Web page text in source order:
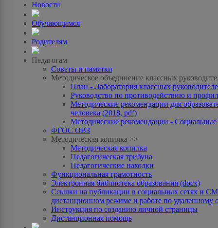
Новости
Обучающимся
Родителям
Педагогам
Советы и памятки
Методическое объединение классных
План - Лаборатория классных
Руководство по противодействию и
Методические рекомендации для
человека (2018, pdf)
Методические рекомендации -
ФГОС ОВЗ
Методическая копилка >>
Методическая копилка
Педагогическая трибуна
Педагогические находки
Функциональная грамотность
Электронная библиотека образования (docx)
Ссылки на публикации в социальных сетях и
дистанционном режиме и работе по удаленному
Инструкция по созданию личной страницы
Дистанционная помощь